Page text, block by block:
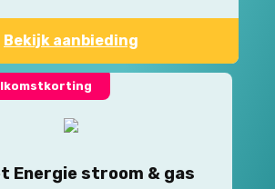
Bekijk aanbieding
Energie stroom & gas